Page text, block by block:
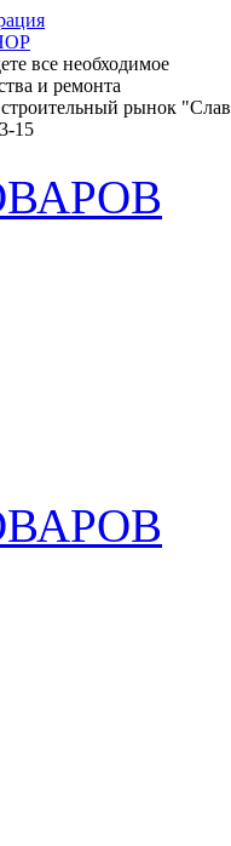
все необходимое
и ремонта
рынок
15